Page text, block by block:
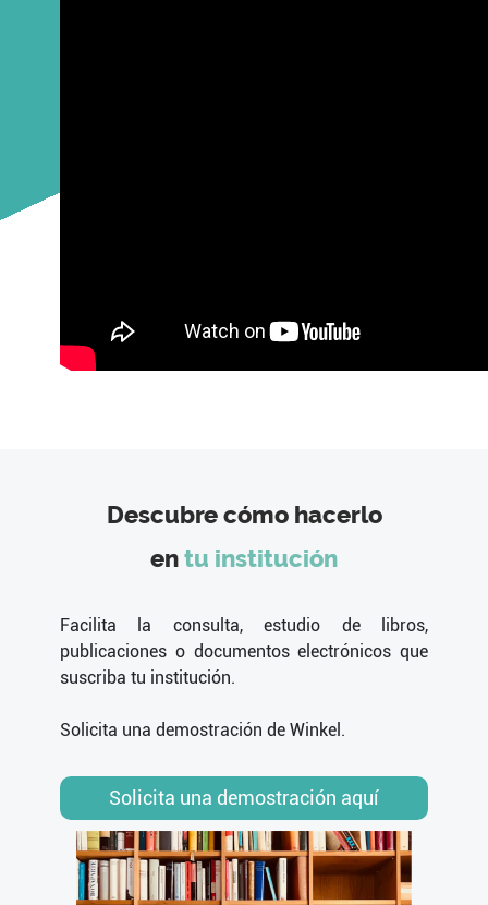
Descubre cómo hacerlo
entu institución
Facilita la consulta, estudio de libros,
publicaciones o documentos electrónicos que
suscriba tu institución.
Solicita una demostración de Winkel.
Solicita una demostración aquí